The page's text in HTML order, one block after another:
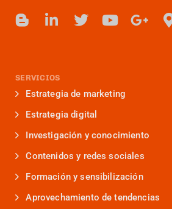
SERVICIOS
Estrategia de marketing
Estrategia digital
Investigación y conocimiento
Contenidos y redes sociales
Formación y sensibilización
Aprovechamiento de tendencias